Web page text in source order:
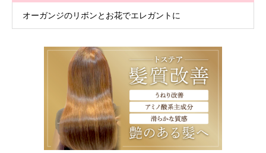
オーガンジのリボンとお花でエレガントに